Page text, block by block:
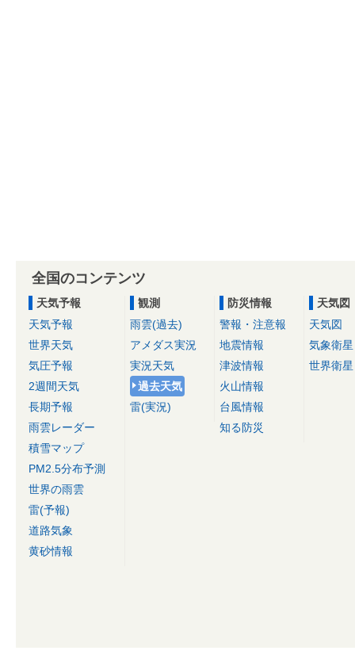
全国のコンテンツ
天気予報
天気予報
世界天気
気圧予報
2週間天気
長期予報
雨雲レーダー
積雪マップ
PM2.5分布予測
世界の雨雲
雷(予報)
道路気象
黄砂情報
観測
雨雲(過去)
アメダス実況
実況天気
過去天気
雷(実況)
防災情報
警報・注意報
地震情報
津波情報
火山情報
台風情報
知る防災
天気図
天気図
気象衛星
世界衛星